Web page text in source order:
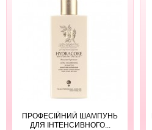
ПРОФЕСІЙНИЙ ШАМПУНЬ
ДЛЯ ІНТЕНСИВНОГО...